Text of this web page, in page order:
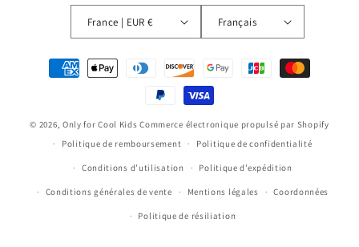
France | EUR € Français
Moyens
© 2026, Only for Cool Kids Commerce électronique propulsé par Shopify
Politique de remboursement
Politique de confidentialité
Conditions d’utilisation Politique d’expédition
Conditions générales de vente Mentions légales Coordonnées
Politique de résiliation